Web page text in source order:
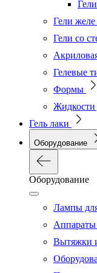
Гели желе
Гели со
Гелевые
Формы
Жидкости
Гель лаки
Оборудование
Оборудование
Лампы
Аппараты
Вытяжки